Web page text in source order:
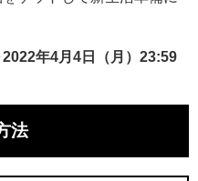
年4月4日（月）23:59
法